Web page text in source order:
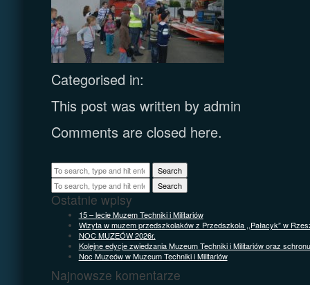
Categorised in:
This post was written by admin
Comments are closed here.
Search
Search
Ostatnie wpisy
15 – lecie Muzem Techniki i Militariów
Wizyta w muzem przedszkolaków z Przedszkola ,,Pałacyk” w
NOC MUZEÓW 2026r.
Kolejne edycje zwiedzania Muzeum Techniki i Militariów oraz
Noc Muzeów w Muzeum Techniki i Militariów
Najnowsze komentarze